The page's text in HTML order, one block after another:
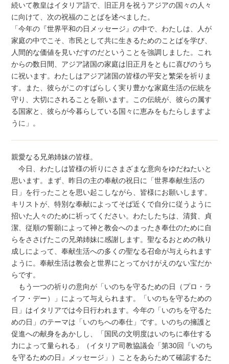
続いて教皇はイタリア語で、旧正月を祝うアジアの国々の人々
に向けて、次の祝福のことばを述べました。
「今年の『世界平和の日メッセージ』の中で、わたしは、人が
家庭の中でこそ、市民として共に生きるためのことばを学び、
人間的な価値を見いだすのだということを強調しました。これ
からの数日間、アジア諸国の家庭は旧正月をともに喜びのうち
に祝います。わたしはアジア諸国の皆様の平安と繁栄を祈りま
す。また、彼らがこのすばらしく実り豊かな家庭生活の伝統を
守り、大切にされることを願います。この伝統が、彼らの属す
る国家と、彼らが今暮らしている国々に恵みをもたらしますよ
うに」。
親愛なる兄弟姉妹の皆様。
今日、わたしは皆様の祈りにさまざまな意向をゆだねたいと
思います。まず、昨日の主の奉献の祝日に「世界奉献生活の
日」を行ったことを思い起こしながら、皆様にお願いします。
キリストが、特別な奉献によってそば近くで自分に従うように
招いた人々のために祈ってください。わたしたちは、清貧、貞
潔、従順の誓願によって神と教会へのまったき奉仕のために自
らをささげたこの兄弟姉妹に感謝します。聖なるおとめの執り
成しによって、奉献生活への多くの聖なる召命が与えられます
ように。奉献生活は教会と世界にとってかけがえのない宝だか
らです。
もう一つの祈りの意向が「いのちを守るための日（プロ・ラ
イフ・デー）」によって与えられます。「いのちを守るための
日」はイタリアでは今日行われます。今年の「いのちを守るた
めの日」のテーマは「いのちへの奉仕」です。いのちの擁護と
促進への献身をあかしし、「国民の文明度はいのちに奉仕する
力によって量られる」（イタリア司教協議会「第30回『いのち
を守るための日』メッセージ」）ことをあらためて確認するた